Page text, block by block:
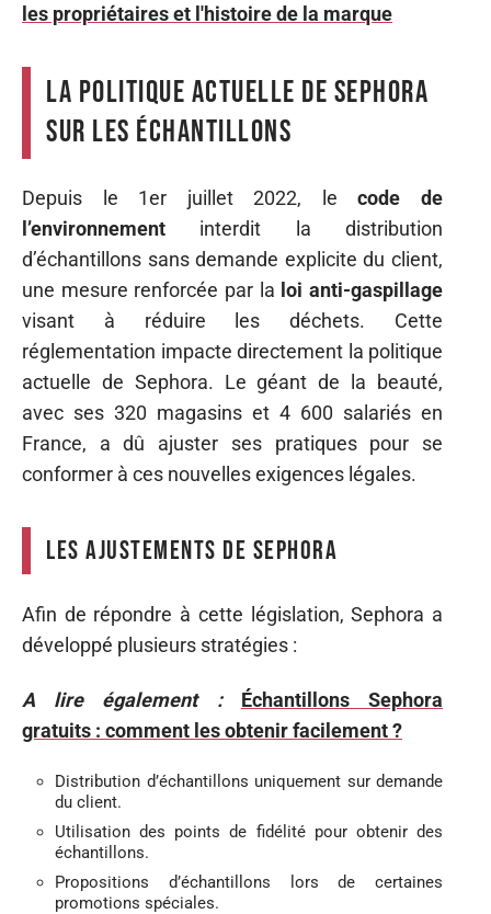
les propriétaires et l'histoire de la marque
La politique actuelle de Sephora
sur les échantillons
Depuis le 1er juillet 2022, lecode de
l’environnement interdit la distribution
d’échantillons sans demande explicite du client,
une mesure renforcée par la loi anti-gaspillage
visant à réduire les déchets. Cette
réglementation impacte directement la politique
actuelle de Sephora. Le géant de la beauté,
avec ses 320 magasins et 4 600 salariés en
France, a dû ajuster ses pratiques pour se
conformer à ces nouvelles exigences légales.
Les ajustements de Sephora
Afin de répondre à cette législation, Sephora a
développé plusieurs stratégies :
A lire également :
Échantillons Sephora
gratuits : comment les obtenir facilement ?
Distribution d’échantillons uniquement sur demande
du client.
Utilisation des points de fidélité pour obtenir des
échantillons.
Propositions d’échantillons lors de certaines
promotions spéciales.